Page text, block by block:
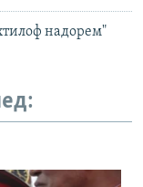
надорем"